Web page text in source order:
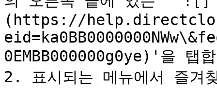
(https://
0EMBB000000g0ye)'을 탭
2. 표시되는 메뉴에서 즐겨